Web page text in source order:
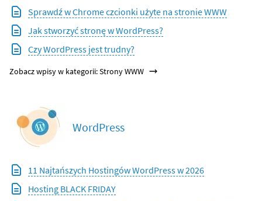
Sprawdź w Chrome czcionki użyte na stronie WWW
Jak stworzyć stronę w WordPress?
Czy WordPress jest trudny?
Zobacz wpisy w kategorii: Strony WWW
WordPress
11 Najtańszych Hostingów WordPress w 2026
Hosting BLACK FRIDAY